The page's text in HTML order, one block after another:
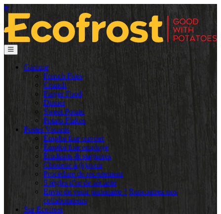
fr
Gamme
French Fries
Crunch
Finger Food
Dinner
Sweet Potato
Potato Flakes
Postes Vacants
Emploi fixe ouvrier
Emploi fixe employé
Étudiants & stagiaires
Chouette à (s)avoir
Procédure de recrutement
5 règles d'or de sécurité
Envie de venir partenaire ? Rencontrez nos
collaborateurs
Sur Ecofrost